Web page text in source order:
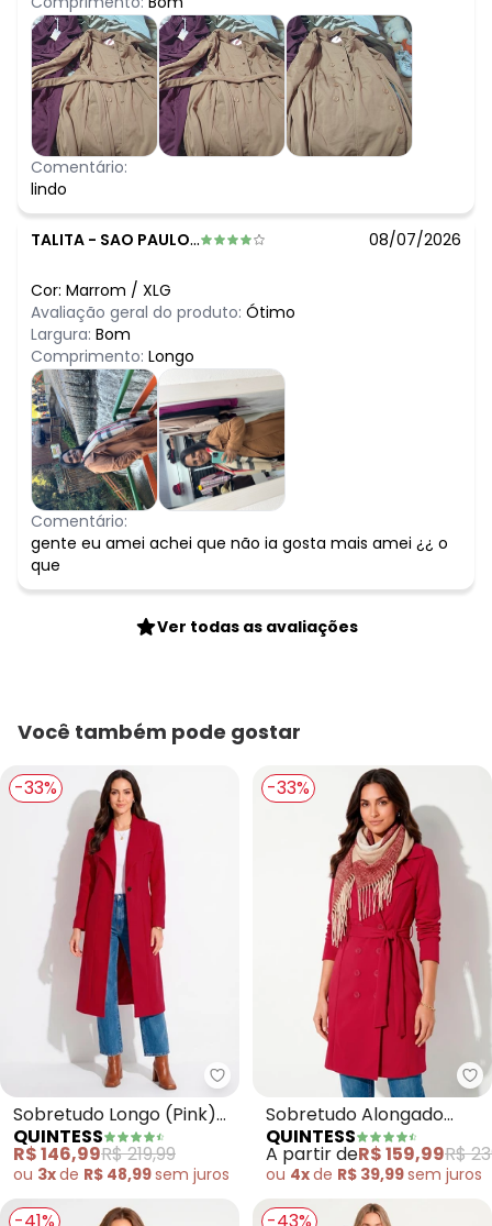
Comentário:
lindo
TALITA - SAO PAULO - SP 08/07/2026
Cor: Marrom / XLG
Avaliação geral do produto: Ótimo
Largura: Bom
Comprimento: Longo
Comentário:
gente eu amei achei que não ia gosta mais amei ¿¿ o
que
Ver todas as avaliações
Você também pode gostar
-33%
Quintess - Sobretudo Longo
Sobretudo Longo (Pink)
com Bolsos
QUINTESS
R$ 146,99R$ 219,99
ou 3xde R$ 48,99sem juros
-33%
Sobretudo Alongado
(Pink) com Faixa e
Botões
QUINTESS
A partir deR$ 159,99R$
ou 4xde R$ 39,99sem juros